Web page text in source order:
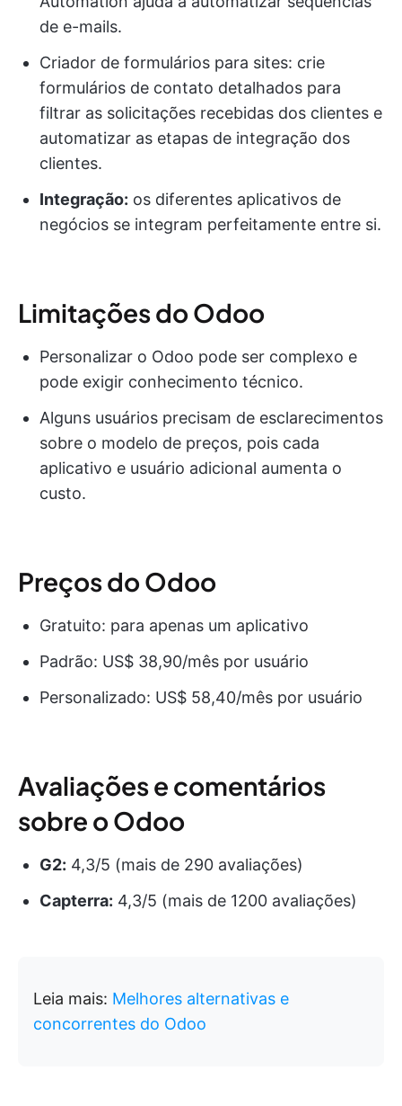
de e-mails.
Criador de formulários para sites: crie
formulários de contato detalhados para
filtrar as solicitações recebidas dos clientes e
automatizar as etapas de integração dos
clientes.
Integração: os diferentes aplicativos de
negócios se integram perfeitamente entre si.
Limitações do Odoo
Personalizar o Odoo pode ser complexo e
pode exigir conhecimento técnico.
Alguns usuários precisam de esclarecimentos
sobre o modelo de preços, pois cada
aplicativo e usuário adicional aumenta o
custo.
Preços do Odoo
Gratuito: para apenas um aplicativo
Padrão: US$ 38,90/mês por usuário
Personalizado: US$ 58,40/mês por usuário
Avaliações e comentários
sobre o Odoo
G2: 4,3/5 (mais de 290 avaliações)
Capterra: 4,3/5 (mais de 1200 avaliações)
Leia mais: Melhores alternativas e
concorrentes do Odoo